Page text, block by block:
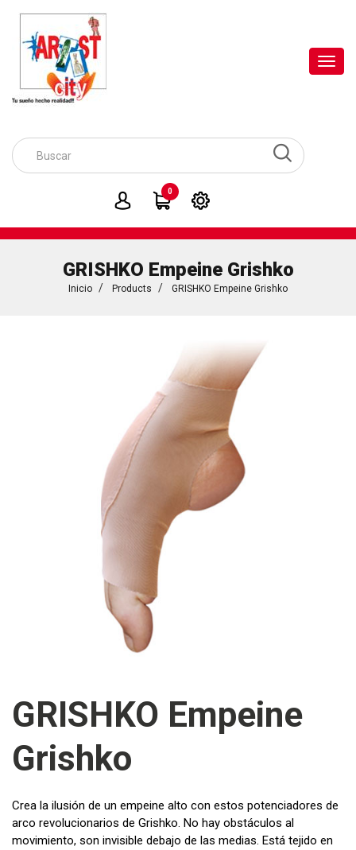
0
GRISHKO Empeine Grishko
Inicio Products GRISHKO Empeine Grishko
GRISHKO Empeine
Grishko
Crea la ilusión de un empeine alto con estos potenciadores de
arco revolucionarios de Grishko. No hay obstáculos al
movimiento, son invisible debajo de las medias. Está tejido en